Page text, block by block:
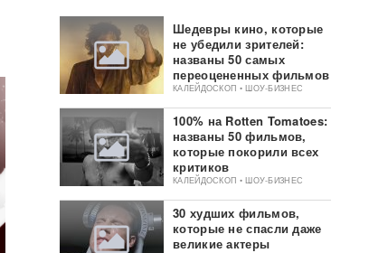
Шедевры кино, которые
не убедили зрителей:
названы 50 самых
переоцененных фильмов
КАЛЕЙДОСКОП • ШОУ-БИЗНЕС
100% на Rotten Tomatoes:
названы 50 фильмов,
которые покорили всех
критиков
КАЛЕЙДОСКОП • ШОУ-БИЗНЕС
30 худших фильмов,
которые не спасли даже
великие актеры